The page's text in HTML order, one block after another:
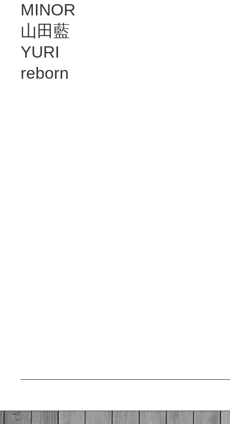
MINOR
山田藍
YURI
reborn